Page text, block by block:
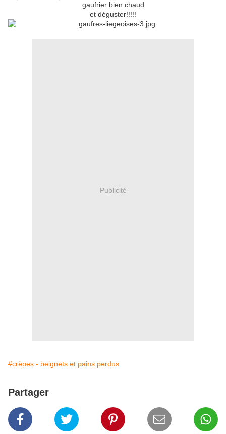
gaufrier bien chaud
et déguster!!!!!
Publicité
#crèpes - beignets et pains perdus
Partager